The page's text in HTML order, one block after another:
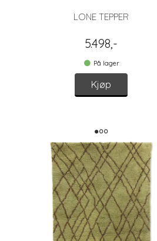
LONE TEPPER
5.498,-
På lager
Kjøp